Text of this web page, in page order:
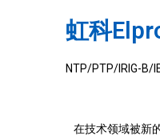
虹科
NTP/PTP/IRIG-B/
在技术领域被新